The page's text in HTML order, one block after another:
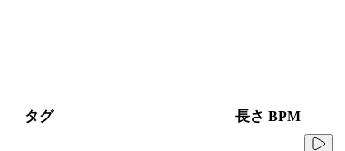
タグ 長さ BPM